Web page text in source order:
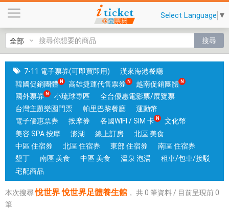
界
悅
世
界
足
體
養
生
館
|
台
和
高
Select Language ▼
搜尋
7-11 電子票券(可即買即用)
漢來海港餐廳
韓國促銷團體
高雄捷運代售票券
越南促銷團體
國外票券
小琉球專區
全台優惠電影票/展覽票
台灣主題樂園門票
帕里巴黎餐廳
運動幣
電子優惠票券
按摩券 各國WIFI / SIM 卡
文化幣
美容 SPA 按摩
澎湖 線上訂房
北區 美食
中區 住宿券
北區 住宿券 東部 住宿券
南區 住宿券
墾丁
南區 美食 中區 美食 溫泉 泡湯
租車/包車/接駁
宅配商品
本次搜尋悅世界 悅世界足體養生館 ， 共0 筆資料 / 目前呈現前0
筆